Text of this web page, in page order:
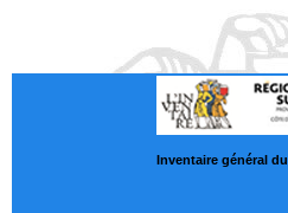
Inventaire général du